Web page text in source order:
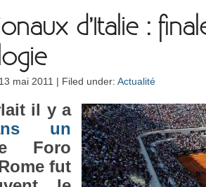
d’Italie :
mai 2011 | Filed under: Actualité
il y a
un
Foro
fut